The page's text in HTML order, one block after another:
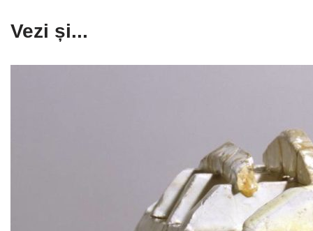
Vezi și...